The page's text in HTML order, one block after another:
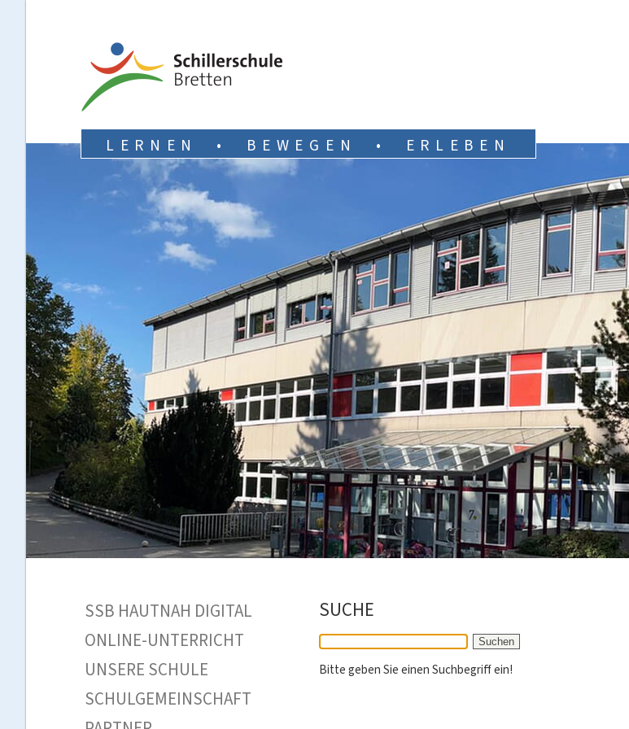
LERNEN • BEWEGEN • ERLEBEN
SSB HAUTNAH DIGITAL
ONLINE-UNTERRICHT
UNSERE SCHULE
SCHULGEMEINSCHAFT
SUCHE
Bitte geben Sie einen Suchbegriff ein!